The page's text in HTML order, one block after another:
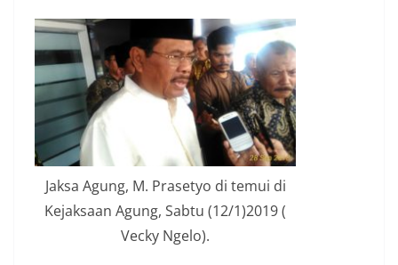
Jaksa Agung, M. Prasetyo di temui di
Kejaksaan Agung, Sabtu (12/1)2019 (
Vecky Ngelo).